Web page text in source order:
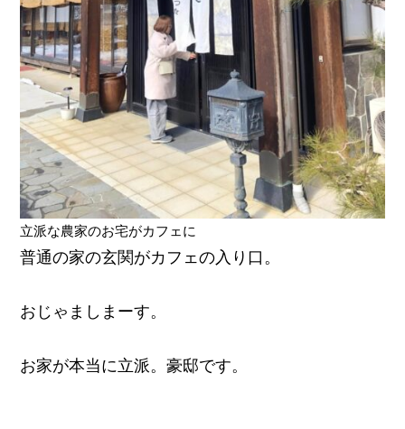
立派な農家のお宅がカフェに
普通の家の玄関がカフェの入り口。
おじゃましまーす。
お家が本当に立派。豪邸です。